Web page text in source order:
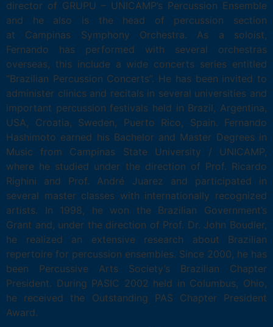
director of GRUPU – UNICAMP’s Percussion Ensemble
and he also is the head of percussion section
at Campinas Symphony Orchestra. As a soloist,
Fernando has performed with several orchestras
overseas, this include a wide concerts series entitled
“Brazilian Percussion Concerts”. He has been invited to
administer clinics and recitals in several universities and
important percussion festivals held in Brazil, Argentina,
USA, Croatia, Sweden, Puerto Rico, Spain. Fernando
Hashimoto earned his Bachelor and Master Degrees in
Music from Campinas State University / UNICAMP,
where he studied under the direction of Prof. Ricardo
Righini and Prof. André Juarez and participated in
several master classes with internationally recognized
artists. In 1998, he won the Brazilian Government’s
Grant and, under the direction of Prof. Dr. John Boudler,
he realized an extensive research about Brazilian
repertoire for percussion ensembles. Since 2000, he has
been Percussive Arts Society’s Brazilian Chapter
President. During PASIC 2002 held in Columbus, Ohio,
he received the Outstanding PAS Chapter President
Award.